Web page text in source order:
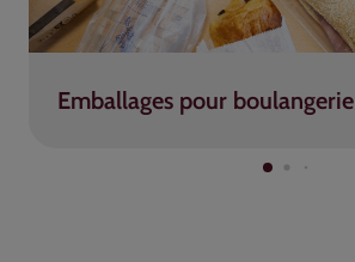
Emballages pour boulangerie